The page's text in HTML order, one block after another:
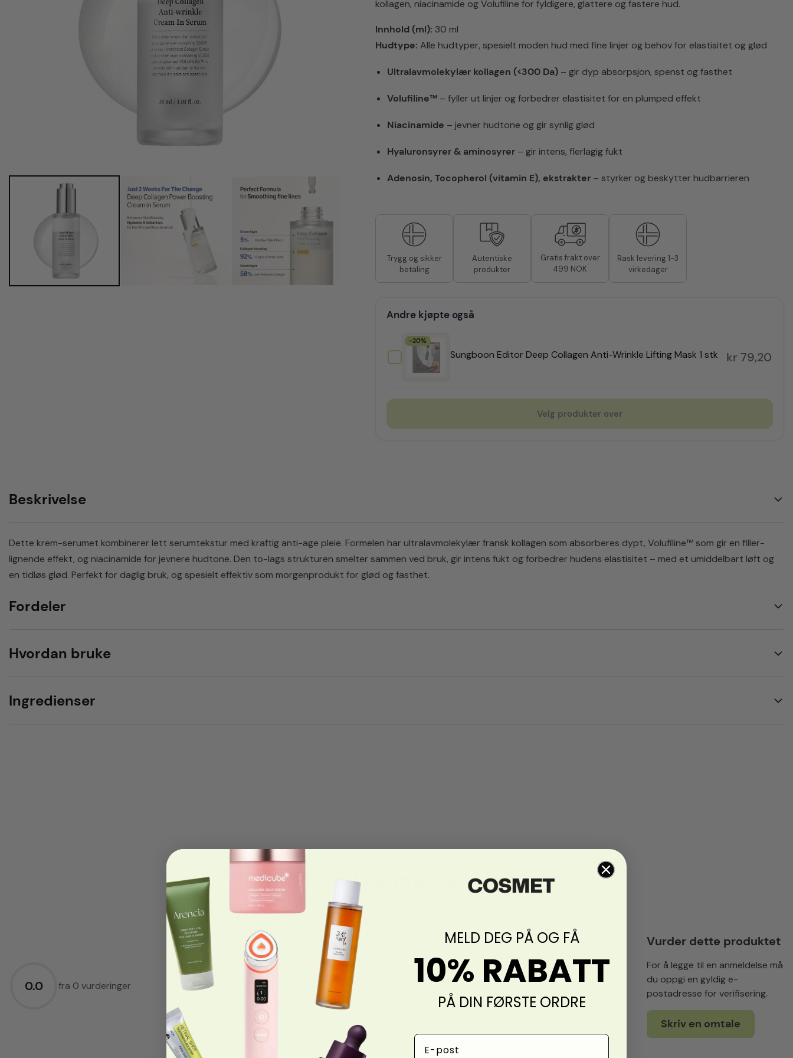
Serum
30
ml
kollagen, niacinamide og Volufiline for fyldigere, glattere og fastere hud.
Innhold (ml): 30 ml
Hudtype: Alle hudtyper, spesielt moden hud med fine linjer og behov for elastisitet og glød
Ultralavmolekylær kollagen (<300 Da) – gir dyp absorpsjon, spenst og fasthet
Volufiline™ – fyller ut linjer og forbedrer elastisitet for en plumped effekt
Niacinamide – jevner hudtone og gir synlig glød
Hyaluronsyrer & aminosyrer – gir intens, flerlagig fukt
Adenosin, Tocopherol (vitamin E), ekstrakter – styrker og beskytter hudbarrieren
Trygg og sikker
betaling
Autentiske
produkter
Gratis frakt over
499 NOK
Rask levering 1-3
virkedager
Andre kjøpte også
-20%
Sungboon Editor Deep Collagen Anti-Wrinkle Lifting Mask 1 stk kr 79,20
Velg produkter over
Beskrivelse
Dette krem-serumet kombinerer lett serumtekstur med kraftig anti-age pleie. Formelen har ultralavmolekylær fransk kollagen som absorberes dypt, Volufiline™ som gir en filler-
lignende effekt, og niacinamide for jevnere hudtone. Den to-lags strukturen smelter sammen ved bruk, gir intens fukt og forbedrer hudens elastisitet – med et umiddelbart løft og
en tidløs glød. Perfekt for daglig bruk, og spesielt effektiv som morgenprodukt for glød og fasthet.
Fordeler
Hvordan bruke
Ingredienser
Produktanmeldelser
0.0 fra 0 vurderinger
5.0
4.0
★
3.0
★
1.0
Vurder dette produktet
For å legge til en anmeldelse må
du oppgi en gyldig e-
postadresse for verifisering.
Skriv en omtale
MELD DEG PÅ OG FÅ
10% RABATT
PÅ DIN FØRSTE ORDRE
Email Address